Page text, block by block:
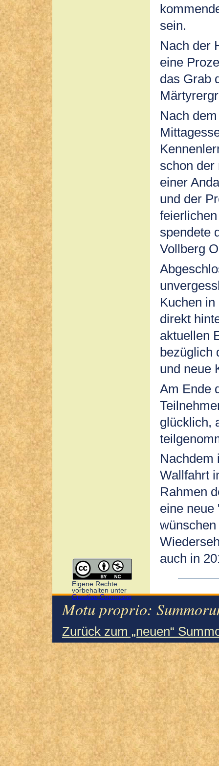
sein.
Nach der
eine
das Grab
Nach
schon der
einer
und der
spendete
Vollberg
Kuchen
direkt
aktuellen
bezüglich
und neue
Am Ende
glücklich,
Nachdem
Wallfahrt
Rahmen
eine neue
auch in
Motu proprio:
Eigene Rechte
vorbehalten unter
Creative Commons
Zurück zum „neuen“